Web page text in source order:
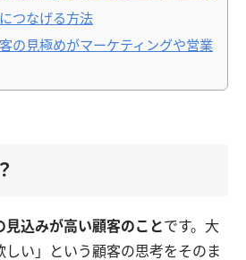
つなげる方法
の見極めがマーケティングや営業
見込みが高い顧客のことです。大
しい」という顧客の思考をそのま